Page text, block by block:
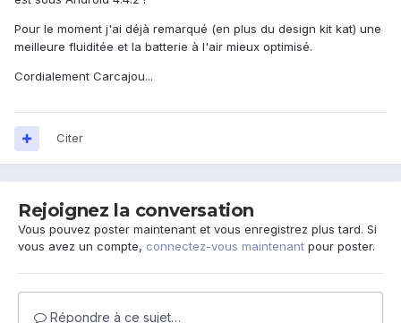
Pour le moment j'ai déjà remarqué (en plus du design kit kat) une
meilleure fluiditée et la batterie à l'air mieux optimisé.
Cordialement Carcajou...
Citer
Rejoignez la conversation
Vous pouvez poster maintenant et vous enregistrez plus tard. Si
vous avez un compte, connectez-vous maintenant pour poster.
Répondre à ce sujet…